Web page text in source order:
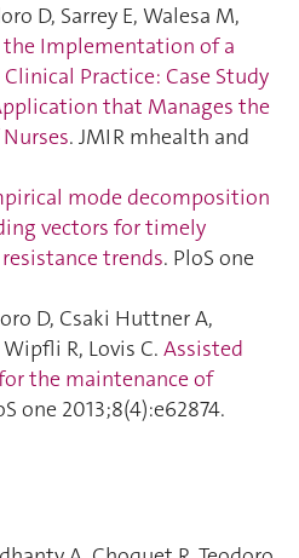
D, Sarrey E, Walesa M,
the Implementation of a
Practice: Case Study
that Manages the
. JMIR mhealth and
mode decomposition
vectors for timely
trends. PloS one
D, Csaki Huttner A,
R, Lovis C. Assisted
the maintenance of
one 2013;8(4):e62874.